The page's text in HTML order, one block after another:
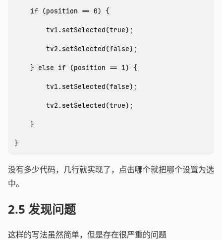
    if (position == 0) {
        tv1.setSelected(true);
        tv2.setSelected(false);
    } else if (position == 1) {
        tv1.setSelected(false);
        tv2.setSelected(true);
    }
}
没有多少代码，几行就实现了，点击哪个就把哪个设置为选
中。
2.5 发现问题
这样的写法虽然简单，但是存在很严重的问题